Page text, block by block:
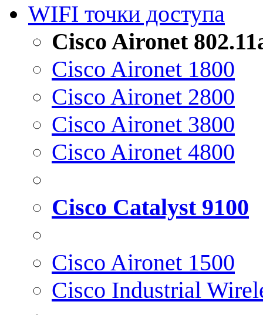
WIFI точки доступа
Cisco Aironet
Cisco Aironet 1800
Cisco Aironet 2800
Cisco Aironet 3800
Cisco Aironet 4800
Cisco Catalyst 9100
Cisco Aironet 1500
Cisco Industrial